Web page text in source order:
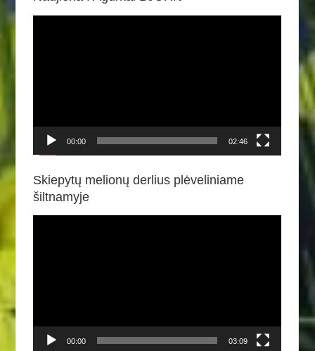
00:00 02:46
Skiepytų melionų derlius plėveliniame
šiltnamyje
00:00 03:09